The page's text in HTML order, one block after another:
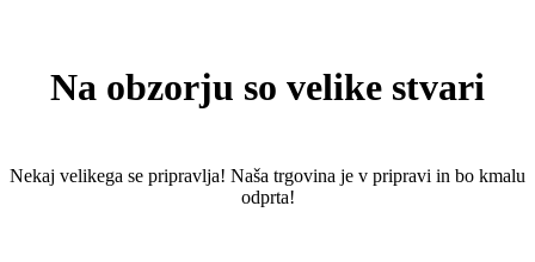
Na obzorju so velike stvari
Nekaj ​​velikega se pripravlja! Naša trgovina je v pripravi in ​​bo kmalu
odprta!